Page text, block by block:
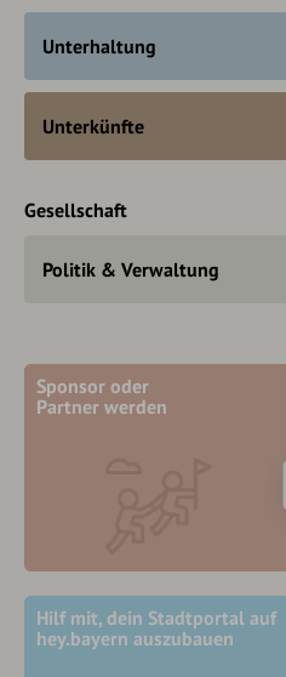
Unterhaltung
Unterkünfte
Gesellschaft
Politik & Verwaltung
Sponsor oder
Partner werden
Hilf mit, dein Stadtportal auf
hey.bayern auszubauen